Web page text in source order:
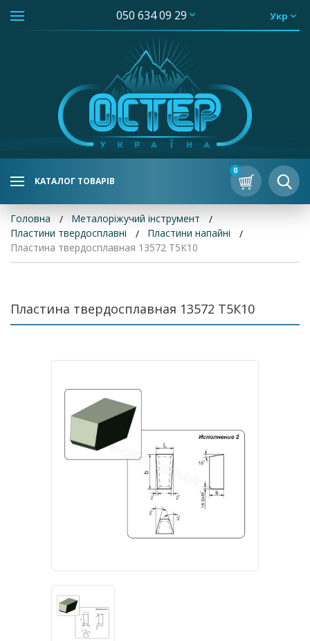
050 634 09 29 Укр
КАТАЛОГ ТОВАРІВ
0
Головна
Металоріжучий інструмент
Пластини твердосплавні
Пластини напайні
Пластина твердосплавная 13572 Т5К10
Пластина твердосплавная 13572 Т5К10